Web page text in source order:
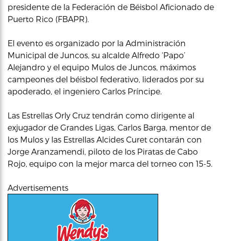
presidente de la Federación de Béisbol Aficionado de
Puerto Rico (FBAPR).
El evento es organizado por la Administración
Municipal de Juncos, su alcalde Alfredo ‘Papo’
Alejandro y el equipo Mulos de Juncos, máximos
campeones del béisbol federativo, liderados por su
apoderado, el ingeniero Carlos Príncipe.
Las Estrellas Orly Cruz tendrán como dirigente al
exjugador de Grandes Ligas, Carlos Barga, mentor de
los Mulos y las Estrellas Alcides Curet contarán con
Jorge Aranzamendi, piloto de los Piratas de Cabo
Rojo, equipo con la mejor marca del torneo con 15-5.
Advertisements